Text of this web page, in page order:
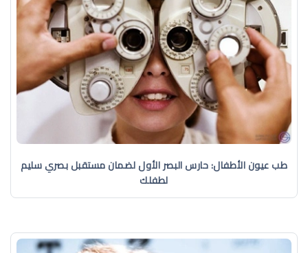
طب عيون الأطفال: حارس البصر الأول لضمان مستقبل بصري سليم
لطفلك